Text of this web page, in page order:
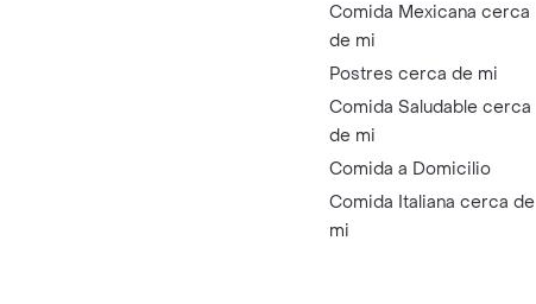
Comida Mexicana cerca
de mi
Postres cerca de mi
Comida Saludable cerca
de mi
Comida a Domicilio
Comida Italiana cerca de
mi